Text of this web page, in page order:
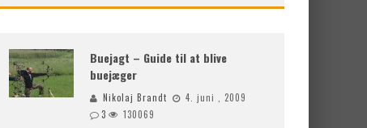
Buejagt – Guide til at blive
buejæger
Nikolaj Brandt
4. juni , 2009
3
130069